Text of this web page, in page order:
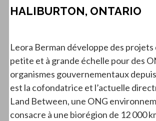
HALIBURTON, ONTARIO
Leora Berman développe des projets
petite et à grande échelle pour des
organismes gouvernementaux
est la cofondatrice et l’actuelle
Land Between, une ONG
consacre à une biorégion de 12 000